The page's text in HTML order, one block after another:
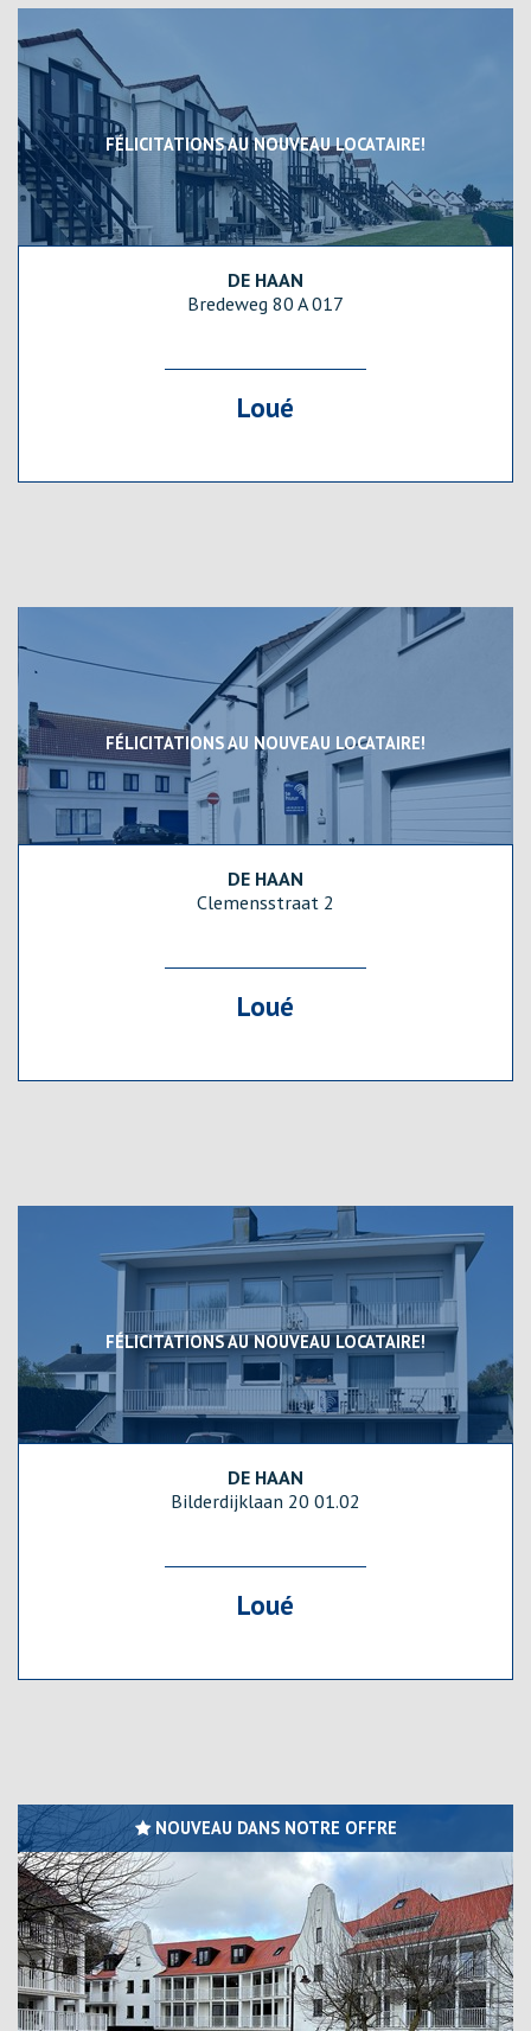
FÉLICITATIONS AU NOUVEAU LOCATAIRE!
1
DE HAAN
Bredeweg 80 A 017
Loué
FÉLICITATIONS AU NOUVEAU LOCATAIRE!
148 m² 2
DE HAAN
Clemensstraat 2
Loué
FÉLICITATIONS AU NOUVEAU LOCATAIRE!
3
DE HAAN
Bilderdijklaan 20 01.02
Loué
NOUVEAU DANS NOTRE OFFRE